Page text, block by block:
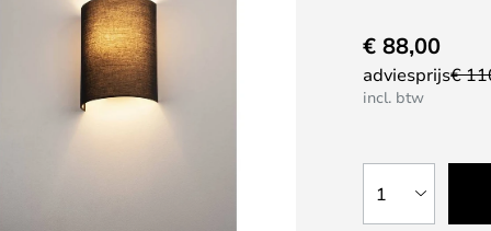
€ 88,00
adviesprijs€
incl. btw
1